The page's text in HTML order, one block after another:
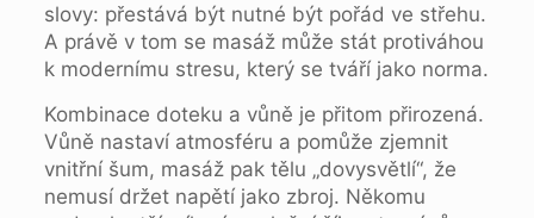
slovy: přestává být nutné být pořád ve střehu.
A právě v tom se masáž může stát protiváhou
k modernímu stresu, který se tváří jako norma.
Kombinace doteku a vůně je přitom přirozená.
Vůně nastaví atmosféru a pomůže zjemnit
vnitřní šum, masáž pak tělu „dovysvětlí“, že
nemusí držet napětí jako zbroj. Někomu